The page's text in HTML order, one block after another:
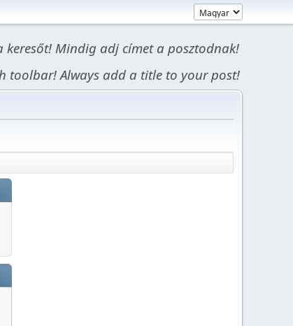
keresőt! Mindig adj címet a posztodnak!
toolbar! Always add a title to your post!